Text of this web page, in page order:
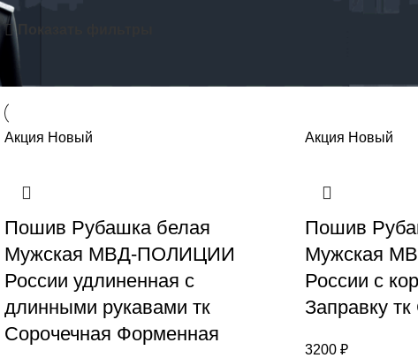
Показать фильтры
Показать
Акция Новый
Пошив Рубашка белая
Мужская МВД-ПОЛИЦИИ
России удлиненная с
длинными рукавами тк
Сорочечная Форменная
Акция Новый
Пошив
Мужская
России с
Заправку
3200 ₽